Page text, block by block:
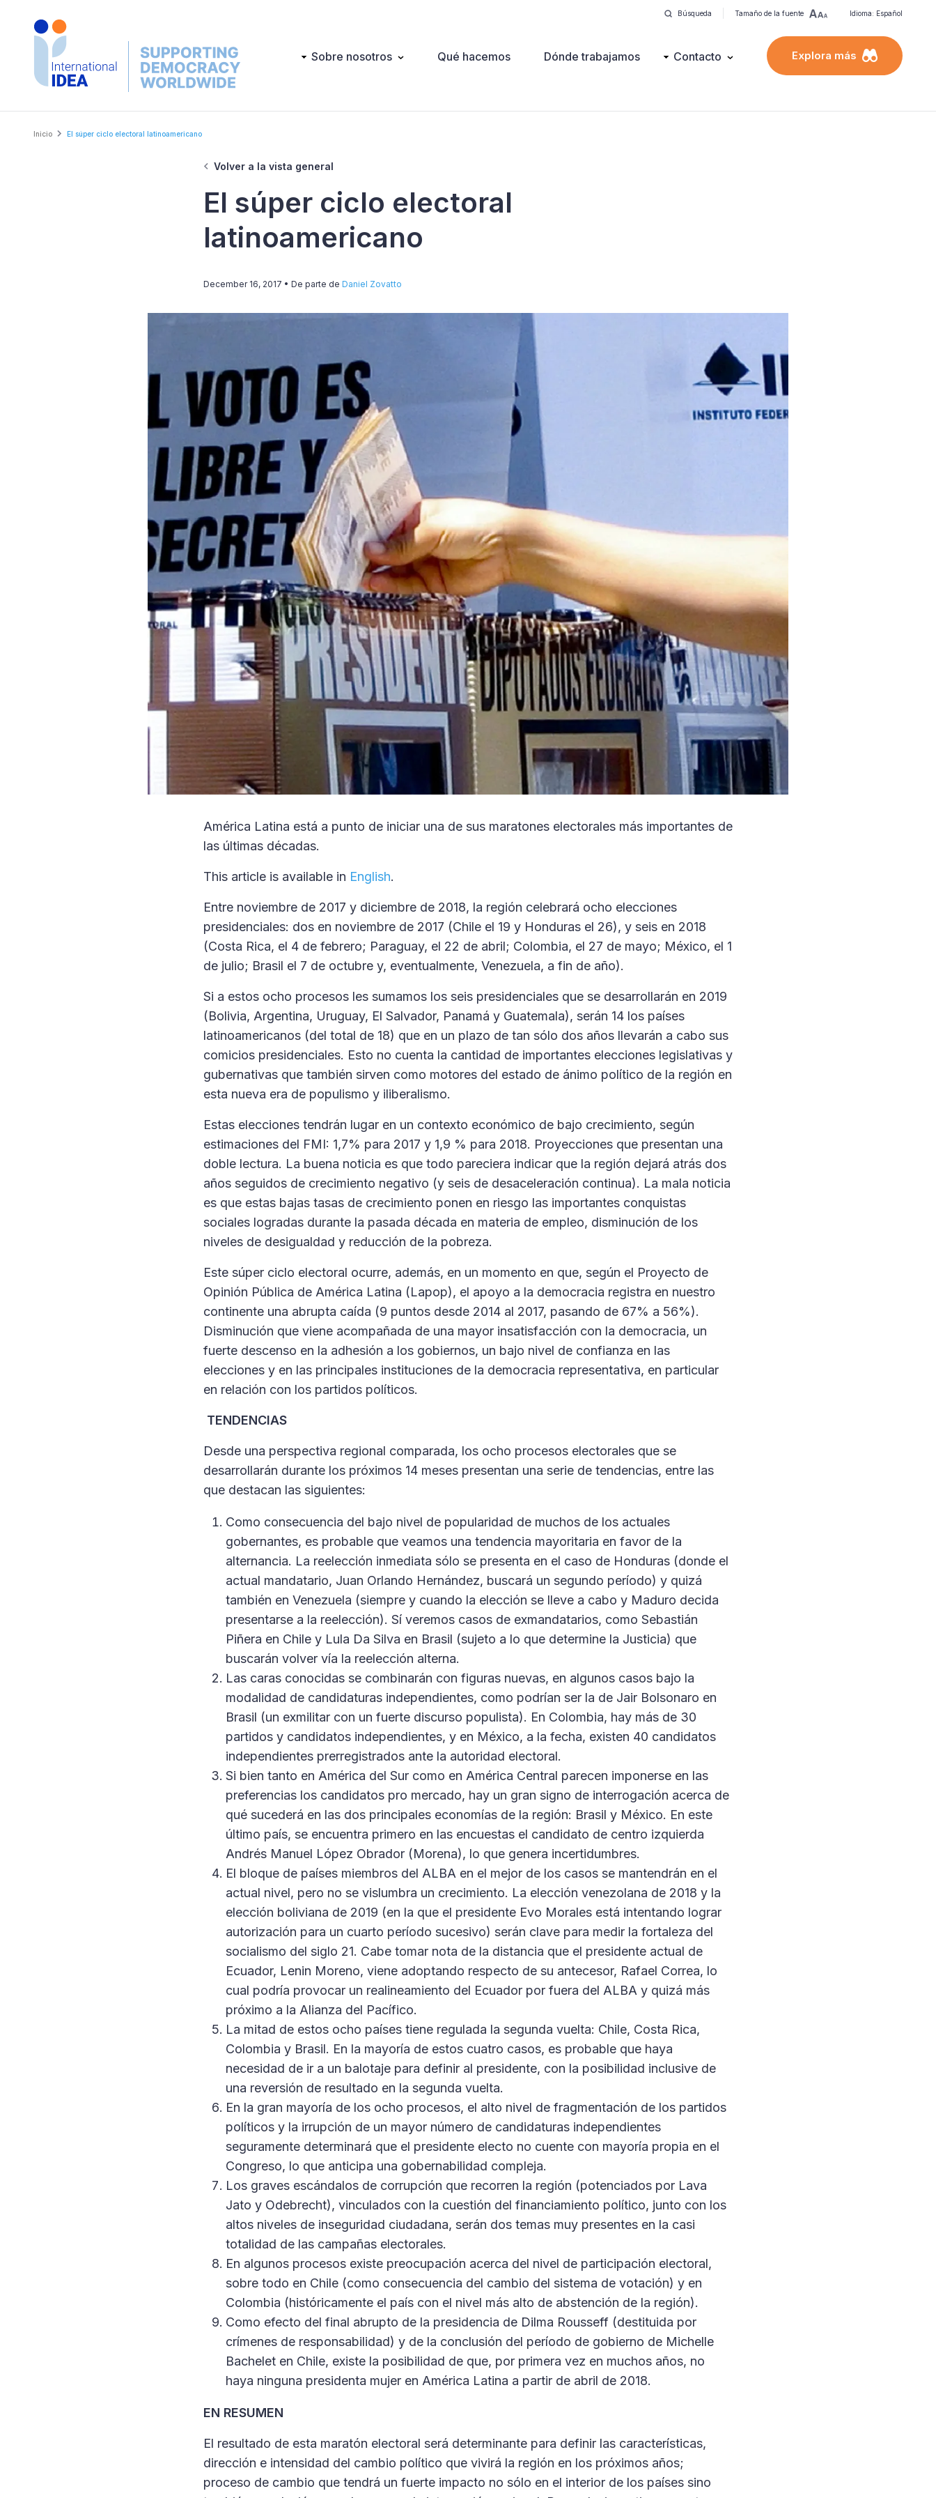
Búsqueda Tamaño de la fuente Idioma: Español
Main Sobre nosotros Qué hacemos Dónde trabajamos Contacto Explora más
Breadcrumb
Inicio El súper ciclo electoral latinoamericano
Volver a la vista general
El súper ciclo electoral
latinoamericano
December 16, 2017 • De parte de Daniel Zovatto
América Latina está a punto de iniciar una de sus maratones electorales más importantes de
las últimas décadas.
This article is available in English.
Entre noviembre de 2017 y diciembre de 2018, la región celebrará ocho elecciones
presidenciales: dos en noviembre de 2017 (Chile el 19 y Honduras el 26), y seis en 2018
(Costa Rica, el 4 de febrero; Paraguay, el 22 de abril; Colombia, el 27 de mayo; México, el 1
de julio; Brasil el 7 de octubre y, eventualmente, Venezuela, a fin de año).
Si a estos ocho procesos les sumamos los seis presidenciales que se desarrollarán en 2019
(Bolivia, Argentina, Uruguay, El Salvador, Panamá y Guatemala), serán 14 los países
latinoamericanos (del total de 18) que en un plazo de tan sólo dos años llevarán a cabo sus
comicios presidenciales. Esto no cuenta la cantidad de importantes elecciones legislativas y
gubernativas que también sirven como motores del estado de ánimo político de la región en
esta nueva era de populismo y iliberalismo.
Estas elecciones tendrán lugar en un contexto económico de bajo crecimiento, según
estimaciones del FMI: 1,7% para 2017 y 1,9 % para 2018. Proyecciones que presentan una
doble lectura. La buena noticia es que todo pareciera indicar que la región dejará atrás dos
años seguidos de crecimiento negativo (y seis de desaceleración continua). La mala noticia
es que estas bajas tasas de crecimiento ponen en riesgo las importantes conquistas
sociales logradas durante la pasada década en materia de empleo, disminución de los
niveles de desigualdad y reducción de la pobreza.
Este súper ciclo electoral ocurre, además, en un momento en que, según el Proyecto de
Opinión Pública de América Latina (Lapop), el apoyo a la democracia registra en nuestro
continente una abrupta caída (9 puntos desde 2014 al 2017, pasando de 67% a 56%).
Disminución que viene acompañada de una mayor insatisfacción con la democracia, un
fuerte descenso en la adhesión a los gobiernos, un bajo nivel de confianza en las
elecciones y en las principales instituciones de la democracia representativa, en particular
en relación con los partidos políticos.
TENDENCIAS
Desde una perspectiva regional comparada, los ocho procesos electorales que se
desarrollarán durante los próximos 14 meses presentan una serie de tendencias, entre las
que destacan las siguientes:
Como consecuencia del bajo nivel de popularidad de muchos de los actuales
gobernantes, es probable que veamos una tendencia mayoritaria en favor de la
alternancia. La reelección inmediata sólo se presenta en el caso de Honduras (donde el
actual mandatario, Juan Orlando Hernández, buscará un segundo período) y quizá
también en Venezuela (siempre y cuando la elección se lleve a cabo y Maduro decida
presentarse a la reelección). Sí veremos casos de exmandatarios, como Sebastián
Piñera en Chile y Lula Da Silva en Brasil (sujeto a lo que determine la Justicia) que
buscarán volver vía la reelección alterna.
Las caras conocidas se combinarán con figuras nuevas, en algunos casos bajo la
modalidad de candidaturas independientes, como podrían ser la de Jair Bolsonaro en
Brasil (un exmilitar con un fuerte discurso populista). En Colombia, hay más de 30
partidos y candidatos independientes, y en México, a la fecha, existen 40 candidatos
independientes prerregistrados ante la autoridad electoral.
Si bien tanto en América del Sur como en América Central parecen imponerse en las
preferencias los candidatos pro mercado, hay un gran signo de interrogación acerca de
qué sucederá en las dos principales economías de la región: Brasil y México. En este
último país, se encuentra primero en las encuestas el candidato de centro izquierda
Andrés Manuel López Obrador (Morena), lo que genera incertidumbres.
El bloque de países miembros del ALBA en el mejor de los casos se mantendrán en el
actual nivel, pero no se vislumbra un crecimiento. La elección venezolana de 2018 y la
elección boliviana de 2019 (en la que el presidente Evo Morales está intentando lograr
autorización para un cuarto período sucesivo) serán clave para medir la fortaleza del
socialismo del siglo 21. Cabe tomar nota de la distancia que el presidente actual de
Ecuador, Lenin Moreno, viene adoptando respecto de su antecesor, Rafael Correa, lo
cual podría provocar un realineamiento del Ecuador por fuera del ALBA y quizá más
próximo a la Alianza del Pacífico.
La mitad de estos ocho países tiene regulada la segunda vuelta: Chile, Costa Rica,
Colombia y Brasil. En la mayoría de estos cuatro casos, es probable que haya
necesidad de ir a un balotaje para definir al presidente, con la posibilidad inclusive de
una reversión de resultado en la segunda vuelta.
En la gran mayoría de los ocho procesos, el alto nivel de fragmentación de los partidos
políticos y la irrupción de un mayor número de candidaturas independientes
seguramente determinará que el presidente electo no cuente con mayoría propia en el
Congreso, lo que anticipa una gobernabilidad compleja.
Los graves escándalos de corrupción que recorren la región (potenciados por Lava
Jato y Odebrecht), vinculados con la cuestión del financiamiento político, junto con los
altos niveles de inseguridad ciudadana, serán dos temas muy presentes en la casi
totalidad de las campañas electorales.
En algunos procesos existe preocupación acerca del nivel de participación electoral,
sobre todo en Chile (como consecuencia del cambio del sistema de votación) y en
Colombia (históricamente el país con el nivel más alto de abstención de la región).
Como efecto del final abrupto de la presidencia de Dilma Rousseff (destituida por
crímenes de responsabilidad) y de la conclusión del período de gobierno de Michelle
Bachelet en Chile, existe la posibilidad de que, por primera vez en muchos años, no
haya ninguna presidenta mujer en América Latina a partir de abril de 2018.
EN RESUMEN
El resultado de esta maratón electoral será determinante para definir las características,
dirección e intensidad del cambio político que vivirá la región en los próximos años;
proceso de cambio que tendrá un fuerte impacto no sólo en el interior de los países sino